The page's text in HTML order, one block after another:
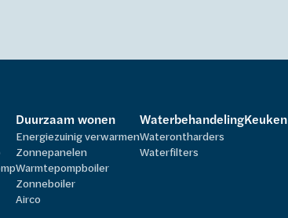
Duurzaam wonen
Energiezuinig verwarmen
Zonnepanelen
Warmtepompboiler
Zonneboiler
Airco
Waterbehandeling
Waterontharders
Waterfilters
Keuken